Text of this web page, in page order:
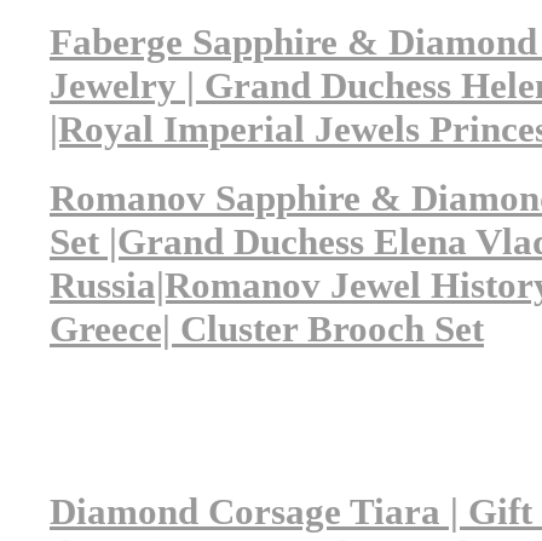
Faberge Sapphire &
Jewelry | Grand Duchess
|Royal Imperial Jewels
Romanov Sapphire &
Set |Grand Duchess Elena
Russia|Romanov Jewel
Greece| Cluster Brooch Set
Diamond Corsage Tiara |